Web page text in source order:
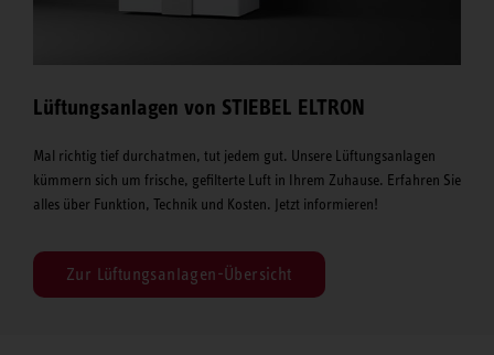
Lüftungsanlagen von STIEBEL ELTRON
Mal richtig tief durchatmen, tut jedem gut. Unsere Lüftungsanlagen
kümmern sich um frische, gefilterte Luft in Ihrem Zuhause. Erfahren Sie
alles über Funktion, Technik und Kosten. Jetzt informieren!
Zur Lüftungsanlagen-Übersicht